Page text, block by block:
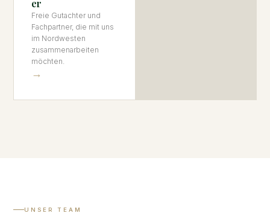
er
Freie Gutachter und
Fachpartner, die mit uns
im Nordwesten
zusammenarbeiten
möchten.
→
UNSER TEAM